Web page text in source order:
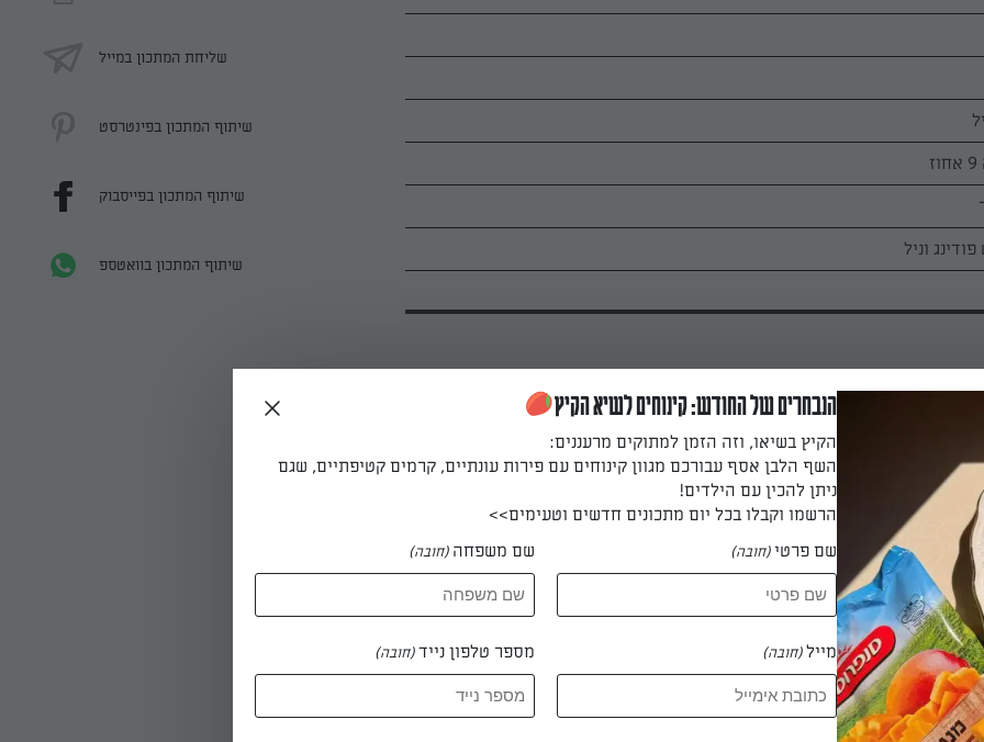
וסוכר מוסיפים את החומרים הנותרים ויוצקים לתבנית קפיצית מס’
דקות
שליחת המתכון במייל
שיתוף המתכון בפינטרסט
שיתוף המתכון בפייסבוק
שיתוף המתכון בוואטספ
הנבחרים של החודש: קינוחים לשיא הקיץ
הקיץ בשיאו, וזה הזמן למתוקים מרעננים:
השף הלבן אסף עבורכם מגוון קינוחים עם פירות עונתיים, קרמים קטיפתיים, שגם
ניתן להכין עם הילדים!
הרשמו וקבלו בכל יום מתכונים חדשים וטעימים>>
שם פרטי(חובה) שם משפחה (חובה)
מייל(חובה) מספר טלפון נייד(חובה)